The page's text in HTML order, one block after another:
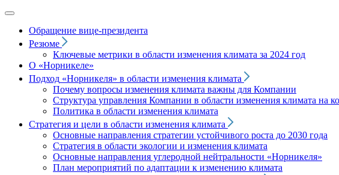
Обращение вице‑президента
Резюме
Ключевые метрики в области изменения климата за 2024 год
О «Норникеле»
Подход «Норникеля» в области изменения климата
Почему вопросы изменения климата важны для Компании
Структура управления Компании в области изменения климата на
Политика в области изменения климата
Стратегия и цели в области изменения климата
Основные направления стратегии устойчивого роста до 2030 года
Стратегия в области экологии и изменения климата
Основные направления углеродной нейтральности «Норникеля»
План мероприятий по адаптации к изменению климата